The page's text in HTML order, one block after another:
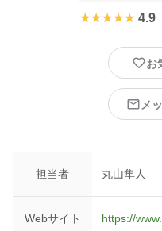
★★★★★
★★★★★ 4.9
お
メ
担当者 丸山隼人
Webサイト https://